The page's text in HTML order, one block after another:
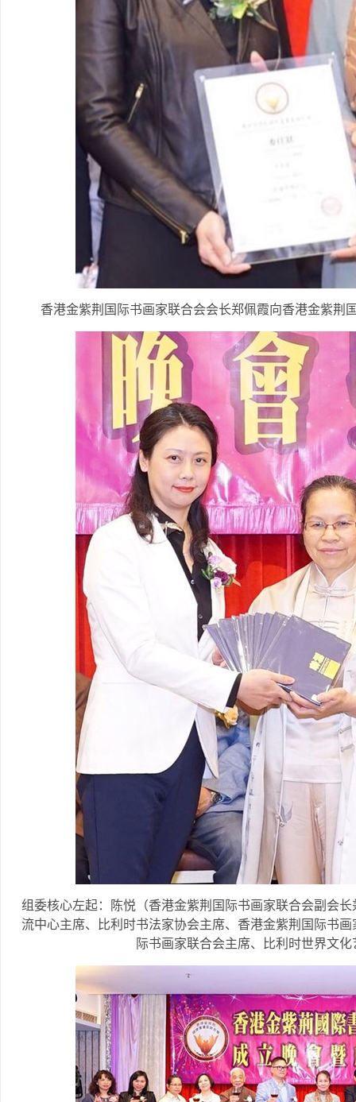
香港金紫荆国际书画家联合会会长郑佩霞向香港金紫荆
组委核心左起：陈悦（香港金紫荆国际书画家联合会副会
流中心主席、比利时书法家协会主席、香港金紫荆国际书
际书画家联合会主席、比利时世界文